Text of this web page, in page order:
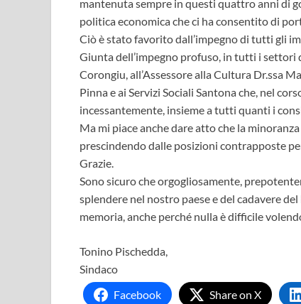
mantenuta sempre in questi quattro anni di
politica economica che ci ha consentito di
Ciò è stato favorito dall’impegno di tutti gli
Giunta dell’impegno profuso, in tutti i settori
Corongiu, all’Assessore alla Cultura Dr.ssa
Pinna e ai Servizi Sociali Santona che, nel
incessantemente, insieme a tutti quanti i
Ma mi piace anche dare atto che la
prescindendo dalle posizioni contrapposte
Grazie.
Sono sicuro che orgogliosamente,
splendere nel nostro paese e del cadavere
memoria, anche perché nulla è difficile
Tonino Pischedda,
Sindaco
Facebook
Share on X